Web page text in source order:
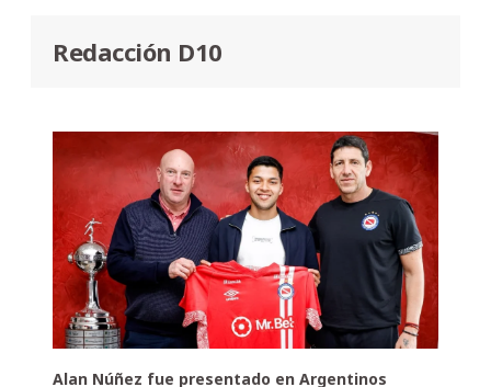
Redacción D10
Alan Núñez fue presentado en Argentinos